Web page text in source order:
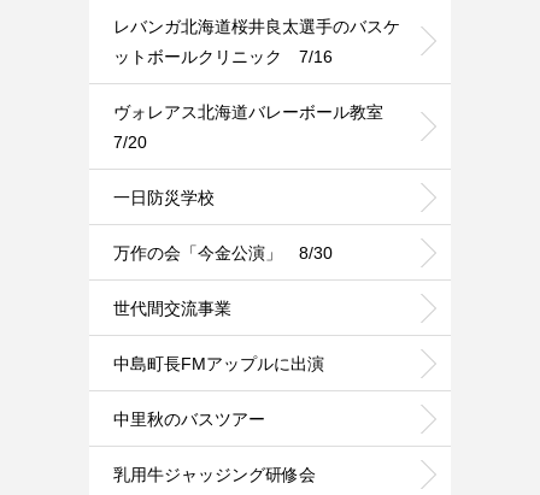
レバンガ北海道桜井良太選手のバスケ
ットボールクリニック 7/16
ヴォレアス北海道バレーボール教室
7/20
一日防災学校
万作の会「今金公演」 8/30
世代間交流事業
中島町長FMアップルに出演
中里秋のバスツアー
乳用牛ジャッジング研修会